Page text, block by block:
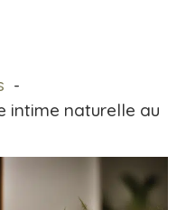
intime naturelle au